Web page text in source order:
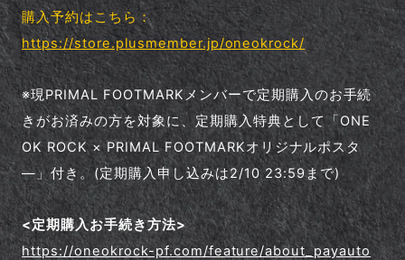
購入予約はこちら：
https://store.plusmember.jp/oneokrock/
※現PRIMAL FOOTMARKメンバーで定期購入のお手続
きがお済みの方を対象に、定期購入特典として「ONE
OK ROCK × PRIMAL FOOTMARKオリジナルポスタ
―」付き。(定期購入申し込みは2/10 23:59まで)
<定期購入お手続き方法>
https://oneokrock-pf.com/feature/about_payauto